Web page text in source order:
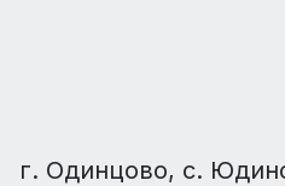
г. Одинцово, с.